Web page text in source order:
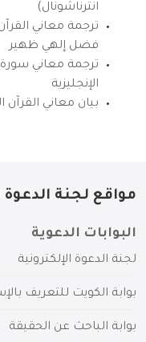
انترناشونال)
ترجمة معاني
فضل إلهي ظهير
ترجمة معاني سورة
الإنجليزية
بيان معاني القرآن
مواقع لجنة الدعوة
البوابات الدعوية
لجنة الدعوة الإلكترونية
بوابة الكويت للتعريف
بوابة الباحث عن الحقيقة